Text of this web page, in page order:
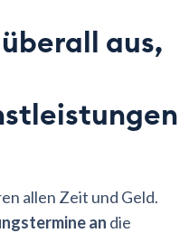
aus,
allen Zeit und Geld.
an die